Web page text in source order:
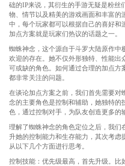
础的IP来说，其衍生的手游无疑是粉丝
物、情节以及精美的游戏画面和丰富
中，每个玩家都可以根据自己的喜好和
加点方案就是玩家们热议的话题之一。
蜘蛛神念，这个源自于斗罗大陆原作中
欢迎的存在。她不仅外形独特、性能出
可或缺的角色。如何通过合理的加点方
都非常关注的问题。
在谈论加点方案之前，我们首先需要
念的主要角色是控制和辅助，她独特的
色，通过控制对手，为队友创造更多的
理解了蜘蛛神念的角色定位之后，我们
升她的控制能力和生存能力，其次考虑
从以下几个方面进行思考。
控制技能：优先级最高，首先升级。